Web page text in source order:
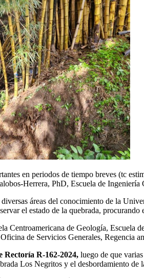
en periodos de tiempo breves (tc
Herrera, PhD​, Escuela de
áreas del conocimiento de la
el estado de la quebrada,
Centroamericana de Geología,
de Servicios Generales, Regencia
Rectoría R-162-2024, luego de que
Los Negritos y el desbordamiento